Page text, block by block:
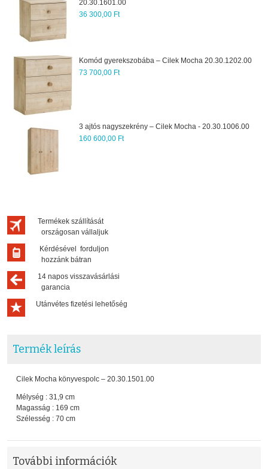
– Cilek Mocha 20.30.1202.00
– Cilek Mocha - 20.30.1006.00
Leesésgátló
Gyerekágy
Termékek szállítását
országosan vállaljuk
Kérdésével forduljon
hozzánk bátran
14 napos visszavásárlási
garancia
Utánvétes fizetési lehetőség
Termék leírás
Cilek Mocha könyvespolc – 20.30.1501.00
Mélység : 31,9 cm
Magasság : 169 cm
Szélesség : 70 cm
További információk